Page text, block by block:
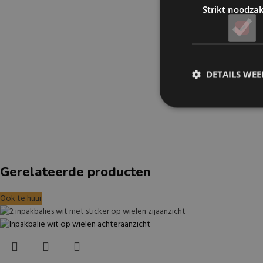
Gerelateerde producten
Ook te huur
Strikt
DETAILS